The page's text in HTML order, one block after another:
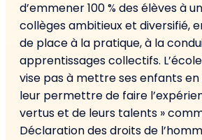
d’emmener 100 % des élèves à
collèges ambitieux et diversifié,
de place à la pratique, à la
apprentissages collectifs.
vise pas à mettre ses enfants
leur permettre de faire
vertus et de leurs talents »
Déclaration des droits de